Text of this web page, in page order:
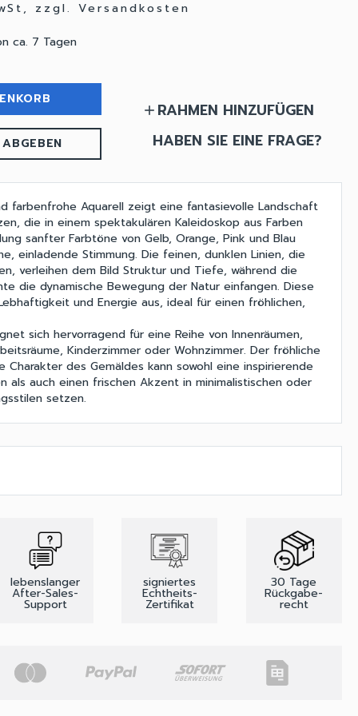
zzgl. Versandkosten
ca. 7 Tagen
add RAHMEN HINZUFÜGEN
HABEN SIE EINE FRAGE?
farbenfrohe Aquarell zeigt eine fantasievolle Landschaft
die in einem spektakulären Kaleidoskop aus Farben
sanfter Farbtöne von Gelb, Orange, Pink und Blau
einladende Stimmung. Die feinen, dunklen Linien, die
verleihen dem Bild Struktur und Tiefe, während die
die dynamische Bewegung der Natur einfangen. Diese
und Energie aus, ideal für einen fröhlichen,
sich hervorragend für eine Reihe von Innenräumen,
Kinderzimmer oder Wohnzimmer. Der fröhliche
Charakter des Gemäldes kann sowohl eine inspirierende
als auch einen frischen Akzent in minimalistischen oder
setzen.
lebenslanger
After-Sales-
Support
signiertes
Echtheits-
Zertifikat
30 Tage
Rückgabe-
recht